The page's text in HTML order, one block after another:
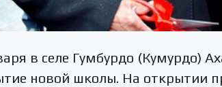
в селе Гумбурдо (Кумурдо)
новой школы. На открытии